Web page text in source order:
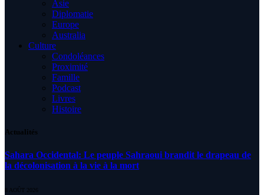
Asie
Diplomatie
Europe
Australia
Culture
Condoléances
Proximité
Famille
Podcast
Livres
Histoire
Actualités
Sahara Occidental: Le peuple Sahraoui brandit le drapeau de
la décolonisation à la vie à la mort
8 AOÛT 2026